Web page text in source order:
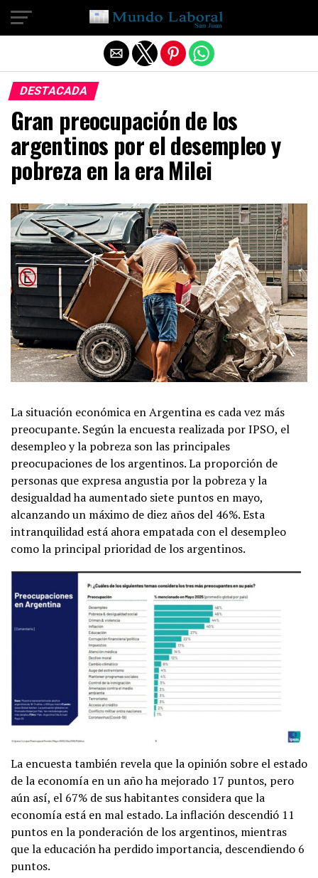
DESTACADA
Gran preocupación de los
argentinos por el desempleo y
pobreza en la era Milei
La situación económica en Argentina es cada vez más
preocupante. Según la encuesta realizada por IPSO, el
desempleo y la pobreza son las principales
preocupaciones de los argentinos. La proporción de
personas que expresa angustia por la pobreza y la
desigualdad ha aumentado siete puntos en mayo,
alcanzando un máximo de diez años del 46%. Esta
intranquilidad está ahora empatada con el desempleo
como la principal prioridad de los argentinos.
La encuesta también revela que la opinión sobre el estado
de la economía en un año ha mejorado 17 puntos, pero
aún así, el 67% de sus habitantes considera que la
economía está en mal estado. La inflación descendió 11
puntos en la ponderación de los argentinos, mientras
que la educación ha perdido importancia, descendiendo 6
puntos.
Salir de la versión móvil